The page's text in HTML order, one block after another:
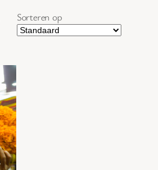
Sorteren op